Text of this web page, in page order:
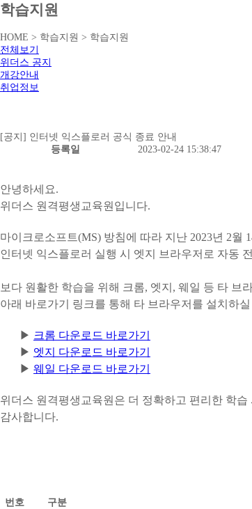
학습지원
HOME > 학습지원 > 학습지원
전체보기
위더스 공지
개강안내
취업정보
[공지] 인터넷 익스플로러 공식 종료 안내
등록일
2023-02-24 15:38:47
안녕하세요.
위더스 원격평생교육원입니다.
마이크로소프트(MS) 방침에 따라 지난 2023년 2
인터넷 익스플로러 실행 시 엣지 브라우저로 자동
보다 원활한 학습을 위해 크롬, 엣지, 웨일 등 타 브
아래 바로가기 링크를 통해 타 브라우저를 설치하
▶ 크롬 다운로드 바로가기
▶ 엣지 다운로드 바로가기
▶ 웨일 다운로드 바로가기
위더스 원격평생교육원은 더 정확하고 편리한 학
감사합니다.
지번호
구분